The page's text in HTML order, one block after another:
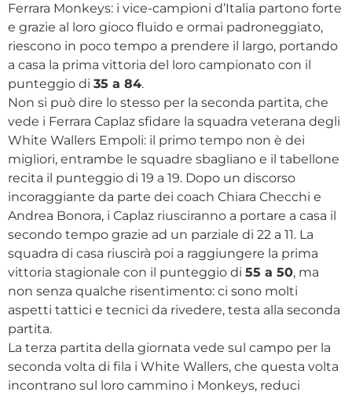
Ferrara Monkeys: i vice-campioni d’Italia partono forte
e grazie al loro gioco fluido e ormai padroneggiato,
riescono in poco tempo a prendere il largo, portando
a casa la prima vittoria del loro campionato con il
punteggio di 35 a 84.
Non si può dire lo stesso per la seconda partita, che
vede i Ferrara Caplaz sfidare la squadra veterana degli
White Wallers Empoli: il primo tempo non è dei
migliori, entrambe le squadre sbagliano e il tabellone
recita il punteggio di 19 a 19. Dopo un discorso
incoraggiante da parte dei coach Chiara Checchi e
Andrea Bonora, i Caplaz riusciranno a portare a casa il
secondo tempo grazie ad un parziale di 22 a 11. La
squadra di casa riuscirà poi a raggiungere la prima
vittoria stagionale con il punteggio di 55 a 50, ma
non senza qualche risentimento: ci sono molti
aspetti tattici e tecnici da rivedere, testa alla seconda
partita.
La terza partita della giornata vede sul campo per la
seconda volta di fila i White Wallers, che questa volta
incontrano sul loro cammino i Monkeys, reduci